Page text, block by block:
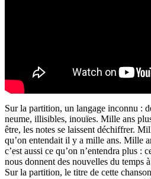
Sur la partition, un langage inconnu :
neume, illisibles, inouïes. Mille ans
être, les notes se laissent déchiffrer.
qu’on entendait il y a mille ans. Mille
c’est aussi ce qu’on n’entendra plus :
nous donnent des nouvelles du temps
Sur la partition, le titre de cette